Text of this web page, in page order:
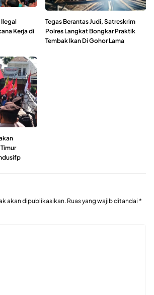
Ilegal
Kerja di
Tegas Berantas Judi, Satreskrim
Polres Langkat Bongkar Praktik
Tembak Ikan Di Gohor Lama
akan dipublikasikan. Ruas yang wajib ditandai *